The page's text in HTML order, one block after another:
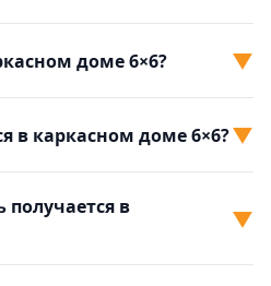
доме 6×6? ▼
в каркасном доме 6×6?▼
в
▼